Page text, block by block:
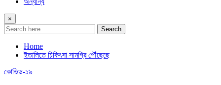
×
Search
Home
ইতালিতে চিকিৎসা সামগ্রি পৌঁছেছে
কোভিড-১৯